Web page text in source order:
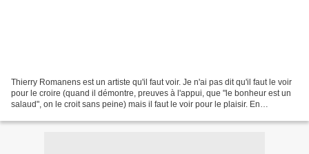
Thierry Romanens est un artiste qu'il faut voir. Je n'ai pas dit qu'il faut le voir
pour le croire (quand il démontre, preuves à l'appui, que "le bonheur est un
salaud", on le croit sans peine) mais il faut le voir pour le plaisir. En